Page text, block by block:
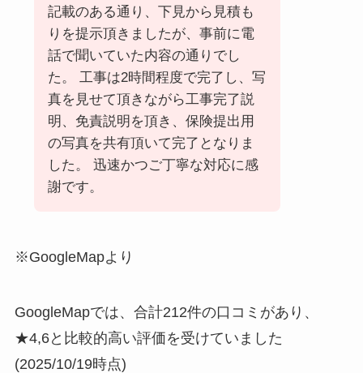
記載のある通り、下見から見積も
りを提示頂きましたが、事前に電
話で聞いていた内容の通りでし
た。 工事は2時間程度で完了し、写
真を見せて頂きながら工事完了説
明、免責説明を頂き、保険提出用
の写真を共有頂いて完了となりま
した。 迅速かつご丁寧な対応に感
謝です。
※GoogleMapより
GoogleMapでは、合計212件の口コミがあり、
★4,6と比較的高い評価を受けていました
(2025/10/19時点)